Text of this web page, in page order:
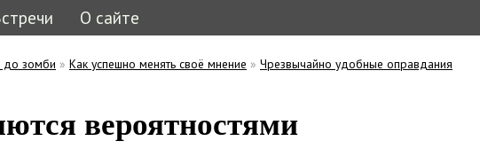
О сайте
до зомби » Как успешно менять своё мнение » Чрезвычайно удобные оправдания
вероятностями